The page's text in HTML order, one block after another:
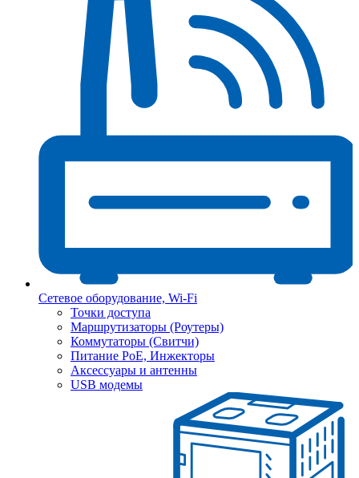
Сетевое оборудование, Wi-Fi
Точки доступа
Маршрутизаторы (Роутеры)
Коммутаторы (Свитчи)
Питание PoE, Инжекторы
Аксессуары и антенны
USB модемы